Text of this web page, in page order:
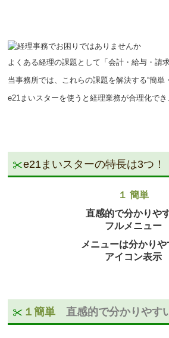
よくある経理の課題として「会計・給与・請
当事務所では、これらの課題を解決する“簡
e21まいスターを使うと経理業務が合理化で
e21まいスターの特長は3つ！
１ 簡単
直感的で分かりや
フルメニュー
メニューは分かりや
アイコン表示
１簡単 直感的で分かりやす